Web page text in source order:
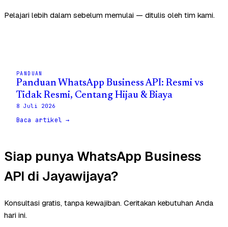
Pelajari lebih dalam sebelum memulai — ditulis oleh tim kami.
PANDUAN
Panduan WhatsApp Business API: Resmi vs
Tidak Resmi, Centang Hijau & Biaya
8 Juli 2026
Baca artikel →
Siap punya WhatsApp Business
API di Jayawijaya?
Konsultasi gratis, tanpa kewajiban. Ceritakan kebutuhan Anda
hari ini.